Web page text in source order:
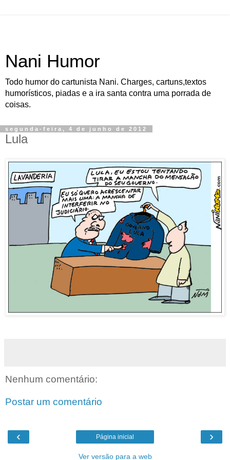
Nani Humor
Todo humor do cartunista Nani. Charges, cartuns,textos
humorísticos, piadas e a ira santa contra uma porrada de
coisas.
segunda-feira, 4 de junho de 2012
Lula
Nenhum comentário:
Postar um comentário
‹ ›
Página inicial
Ver versão para a web